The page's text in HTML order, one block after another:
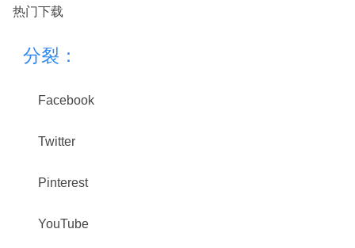
热门下载
分裂：
Facebook
Twitter
Pinterest
YouTube